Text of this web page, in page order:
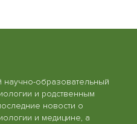
научно-образовательный
и родственным
новости о
и медицине, а